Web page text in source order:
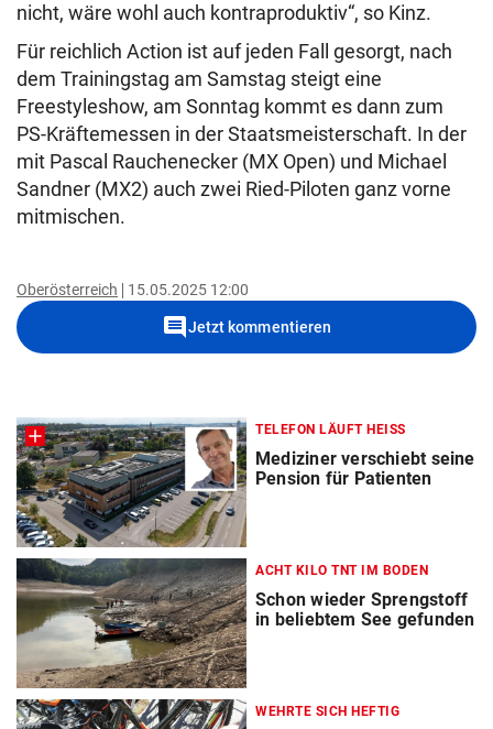
nicht, wäre wohl auch kontraproduktiv“, so Kinz.
Für reichlich Action ist auf jeden Fall gesorgt, nach
dem Trainingstag am Samstag steigt eine
Freestyleshow, am Sonntag kommt es dann zum
PS-Kräftemessen in der Staatsmeisterschaft. In der
mit Pascal Rauchenecker (MX Open) und Michael
Sandner (MX2) auch zwei Ried-Piloten ganz vorne
mitmischen.
Oberösterreich 15.05.2025 12:00
commentJetzt kommentieren
TELEFON LÄUFT HEISS
Mediziner verschiebt seine
Pension für Patienten
ACHT KILO TNT IM BODEN
Schon wieder Sprengstoff
in beliebtem See gefunden
WEHRTE SICH HEFTIG